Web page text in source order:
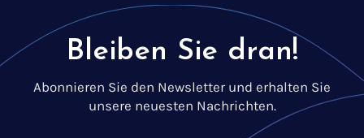
Bleiben Sie dran!
Abonnieren Sie den Newsletter und erhalten Sie
unsere neuesten Nachrichten.